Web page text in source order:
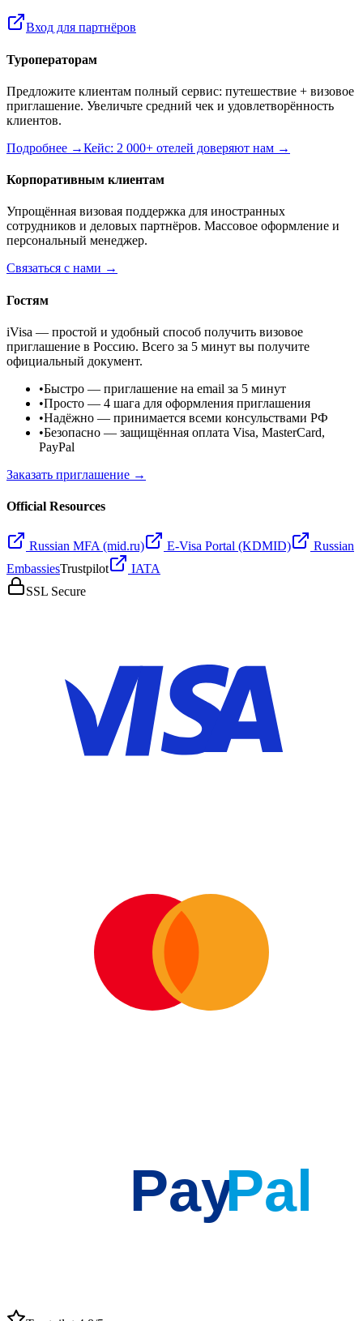
Вход для партнёров
Туроператорам
Предложите клиентам полный сервис: путешествие + визовое
приглашение. Увеличьте средний чек и удовлетворённость
клиентов.
Подробнее →Кейс: 2 000+ отелей доверяют нам →
Корпоративным клиентам
Упрощённая визовая поддержка для иностранных
сотрудников и деловых партнёров. Массовое оформление и
персональный менеджер.
Связаться с нами →
Гостям
iVisa — простой и удобный способ получить визовое
приглашение в Россию. Всего за 5 минут вы получите
официальный документ.
•Быстро — приглашение на email за 5 минут
•Просто — 4 шага для оформления приглашения
•Надёжно — принимается всеми консульствами РФ
•Безопасно — защищённая оплата Visa, MasterCard,
PayPal
Заказать приглашение →
Official Resources
Russian MFA (mid.ru) E-Visa Portal (KDMID)
Russian
EmbassiesTrustpilot
IATA
SSL Secure
PayPal